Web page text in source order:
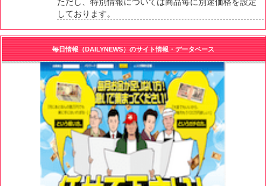
しております。
毎日情報（DAILYNEWS）のサイト情報・データベース